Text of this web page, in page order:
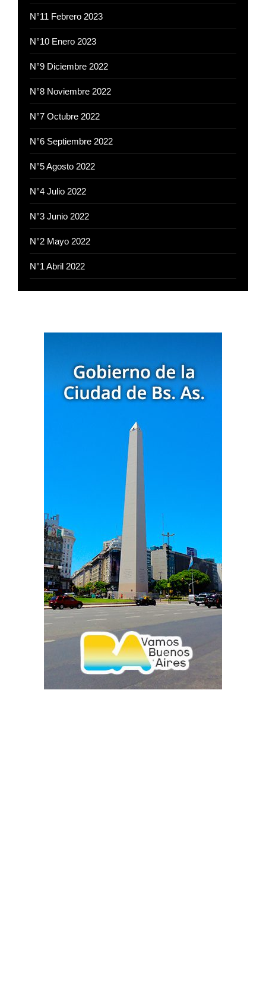
N°11 Febrero 2023
N°10 Enero 2023
N°9 Diciembre 2022
N°8 Noviembre 2022
N°7 Octubre 2022
N°6 Septiembre 2022
N°5 Agosto 2022
N°4 Julio 2022
N°3 Junio 2022
N°2 Mayo 2022
N°1 Abril 2022